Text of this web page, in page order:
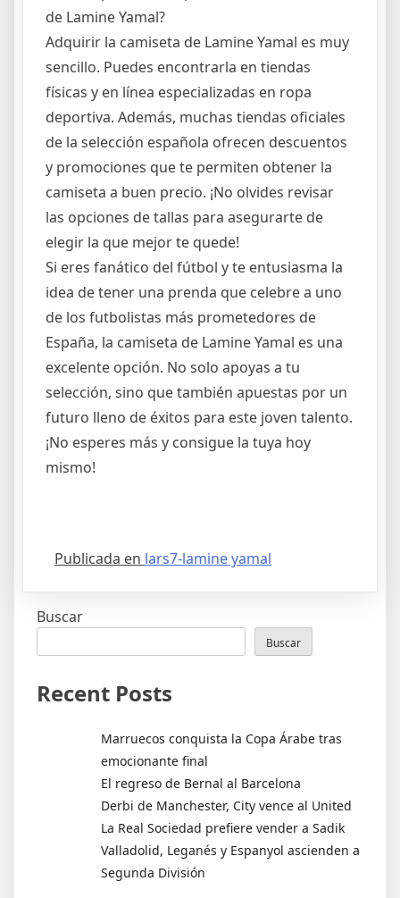
de Lamine Yamal?
Adquirir la camiseta de Lamine Yamal es muy
sencillo. Puedes encontrarla en tiendas
físicas y en línea especializadas en ropa
deportiva. Además, muchas tiendas oficiales
de la selección española ofrecen descuentos
y promociones que te permiten obtener la
camiseta a buen precio. ¡No olvides revisar
las opciones de tallas para asegurarte de
elegir la que mejor te quede!
Si eres fanático del fútbol y te entusiasma la
idea de tener una prenda que celebre a uno
de los futbolistas más prometedores de
España, la camiseta de Lamine Yamal es una
excelente opción. No solo apoyas a tu
selección, sino que también apuestas por un
futuro lleno de éxitos para este joven talento.
¡No esperes más y consigue la tuya hoy
mismo!
Publicada en lars7-lamine yamal
Buscar
Buscar
Recent Posts
Marruecos conquista la Copa Árabe tras
emocionante final
El regreso de Bernal al Barcelona
Derbi de Manchester, City vence al United
La Real Sociedad prefiere vender a Sadik
Valladolid, Leganés y Espanyol ascienden a
Segunda División